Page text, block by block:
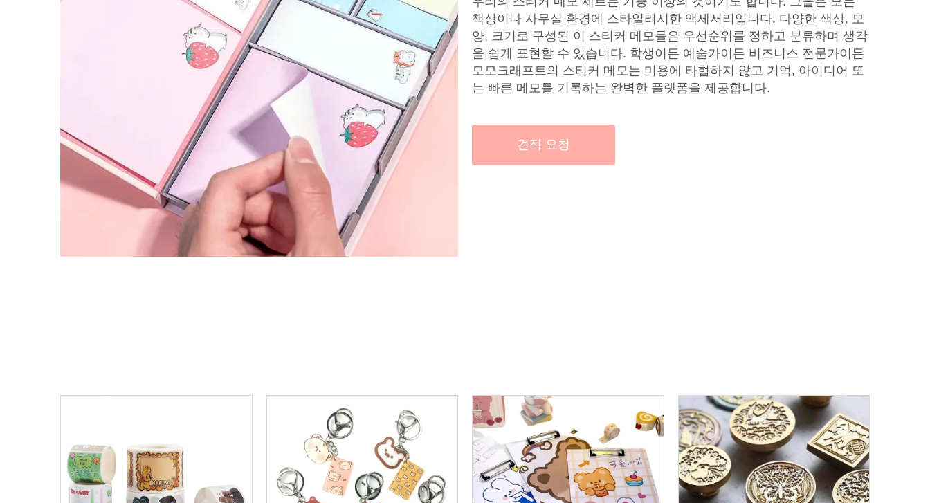
책상이나 사무실 환경에 스타일리시한 액세서리입니다. 다양한 색상, 모
양, 크기로 구성된 이 스티커 메모들은 우선순위를 정하고 분류하며 생각
을 쉽게 표현할 수 있습니다. 학생이든 예술가이든 비즈니스 전문가이든
모모크래프트의 스티커 메모는 미용에 타협하지 않고 기억, 아이디어 또
는 빠른 메모를 기록하는 완벽한 플랫폼을 제공합니다.
견적 요청